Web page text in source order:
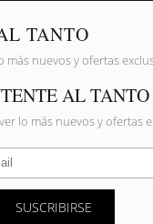
TANTO
más nuevos y ofertas
AL TANTO
lo más nuevos y ofertas
SUSCRIBIRSE